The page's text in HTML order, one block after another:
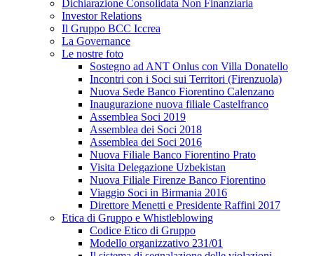
Dichiarazione Consolidata Non Finanziaria
Investor Relations
Il Gruppo BCC Iccrea
La Governance
Le nostre foto
Sostegno ad ANT Onlus con Villa Donatello
Incontri con i Soci sui Territori (Firenzuola)
Nuova Sede Banco Fiorentino Calenzano
Inaugurazione nuova filiale Castelfranco
Assemblea Soci 2019
Assemblea dei Soci 2018
Assemblea dei Soci 2016
Nuova Filiale Banco Fiorentino Prato
Visita Delegazione Uzbekistan
Nuova Filiale Firenze Banco Fiorentino
Viaggio Soci in Birmania 2016
Direttore Menetti e Presidente Raffini 2017
Etica di Gruppo e Whistleblowing
Codice Etico di Gruppo
Modello organizzativo 231/01